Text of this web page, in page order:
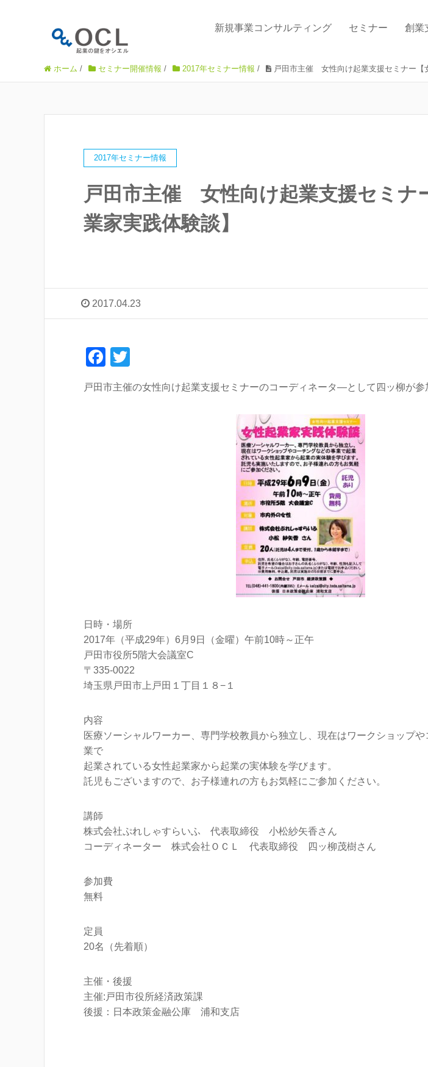
新規事業コンサルティング セミナー 創業
ホーム / セミナー開催情報 / 2017年セミナー情報 / 戸田市主催 女性向け起業支援セミナー【
2017年セミナー情報
戸田市主催 女性向け起業支援セミナ
業家実践体験談】
2017.04.23
F
a
c
tt
戸田市主催の女性向け起業支援セミナーのコーディネータ―として四ッ柳が参
日時・場所
2017年（平成29年）6月9日（金曜）午前10時～正午
戸田市役所5階大会議室C
〒335-0022
埼玉県戸田市上戸田１丁目１８−１
内容
医療ソーシャルワーカー、専門学校教員から独立し、現在はワークショップ
業で
起業されている女性起業家から起業の実体験を学びます。
託児もございますので、お子様連れの方もお気軽にご参加ください。
講師
株式会社ぷれしゃすらいふ 代表取締役 小松紗矢香さん
コーディネーター 株式会社ＯＣＬ 代表取締役 四ッ柳茂樹さん
参加費
無料
定員
20名（先着順）
主催・後援
主催:戸田市役所経済政策課
後援：日本政策金融公庫 浦和支店